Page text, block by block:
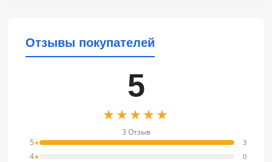
Отзывы покупателей
5
★★★★★
3 Отзыв
5★ 3
4★ 0